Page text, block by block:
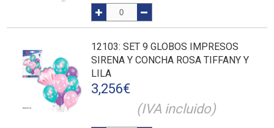
12103: SET 9 GLOBOS IMPRESOS
SIRENA Y CONCHA ROSA TIFFANY Y
LILA
3,256€
(IVA incluido)